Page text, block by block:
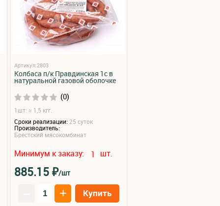
Артикул:2803
Колбаса п/к Правдинская 1с в
натуральной газовой оболочке
(0)
1шт: ≈ 1,5 кгг.
Сроки реализации: 25 суток
Производитель:
Брестский мясокомбинат
Минимум к заказу: 1 шт.
885.15₽/шт
+ Купить